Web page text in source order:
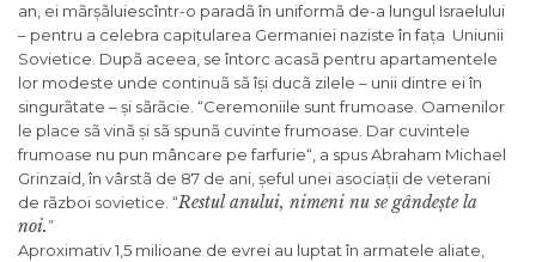
an, ei mãrșãluiescîntr-o paradã în uniformã de-a lungul Israelului
– pentru a celebra capitularea Germaniei naziste în fața Uniunii
Sovietice. Dupã aceea, se întorc acasã pentru apartamentele
lor modeste unde continuã sã își ducã zilele – unii dintre ei în
singurãtate – și sãrãcie. “Ceremoniile sunt frumoase. Oamenilor
le place sã vinã și sã spunã cuvinte frumoase. Dar cuvintele
frumoase nu pun mâncare pe farfurie“, a spus Abraham Michael
Grinzaid, în vârstã de 87 de ani, șeful unei asociații de veterani
de rãzboi sovietice. “Restul anului, nimeni nu se gândește la
noi.”
Aproximativ 1,5 milioane de evrei au luptat în armatele aliate,